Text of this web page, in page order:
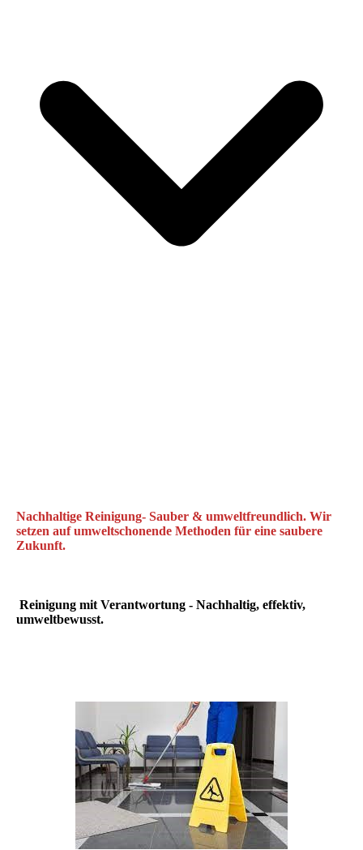
Nachhaltige Reinigung- Sauber & umweltfreundlich. Wir
setzen auf umweltschonende Methoden für eine saubere
Zukunft.
Reinigung mit Verantwortung - Nachhaltig, effektiv,
umweltbewusst.